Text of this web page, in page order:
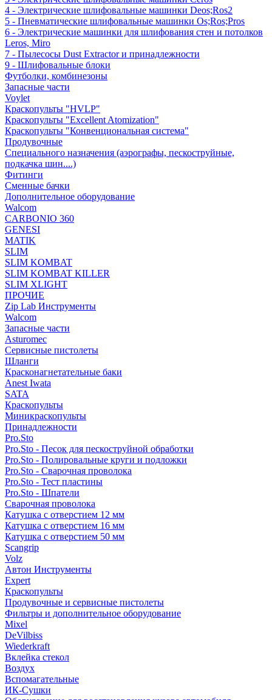
4 - Электрические шлифовальные машинки Deos;Ros2
5 - Пневматические шлифовальные машинки Os;Ros;Pros
6 - Электрические машинки для шлифования стен и потолков
Leros, Miro
7 - Пылесосы Dust Extractor и принадлежности
9 - Шлифовальные блоки
Футболки, комбинезоны
Запасные части
Voylet
Краскопульты "HVLP"
Краскопульты "Excellent Atomization"
Краскопульты "Конвенциональная система"
Продувочные
Специального назначения (аэрографы, пескоструйные,
подкачка шин....)
Фитинги
Сменные бачки
Дополнительное оборудование
Walcom
CARBONIO 360
GENESI
MATIK
SLIM
SLIM KOMBAT
SLIM KOMBAT KILLER
SLIM XLIGHT
ПРОЧИЕ
Zip Lab Инструменты
Walсom
Запасные части
Asturomec
Сервисные пистолеты
Шланги
Красконагнетательные баки
Anest Iwata
SATA
Краскопульты
Миникраскопульты
Принадлежности
Pro.Sto
Pro.Sto - Песок для пескоструйной обработки
Pro.Sto - Полировальные круги и подложки
Pro.Sto - Сварочная проволока
Pro.Sto - Тест пластины
Pro.Sto - Шпатели
Сварочная проволока
Катушка с отверстием 12 мм
Катушка с отверстием 16 мм
Катушка с отверстием 50 мм
Scangrip
Volz
Автон Инструменты
Expert
Краскопульты
Продувочные и сервисные пистолеты
Фильтры и дополнительное оборудование
Mixel
DeVilbiss
Wiederkraft
Вклейка стекол
Воздух
Вспомагательные
ИК-Сушки